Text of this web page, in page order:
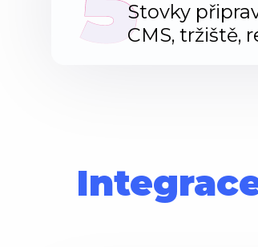
Stovky
CMS, tržiště,